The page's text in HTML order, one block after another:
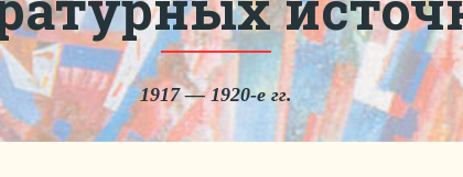
1917 — 1920-е гг.